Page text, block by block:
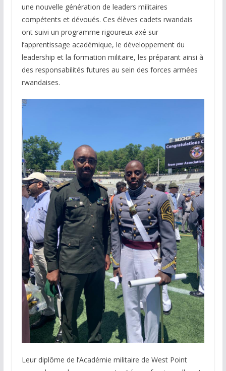
une nouvelle génération de leaders militaires
compétents et dévoués. Ces élèves cadets rwandais
ont suivi un programme rigoureux axé sur
l’apprentissage académique, le développement du
leadership et la formation militaire, les préparant ainsi à
des responsabilités futures au sein des forces armées
rwandaises.
Leur diplôme de l’Académie militaire de West Point